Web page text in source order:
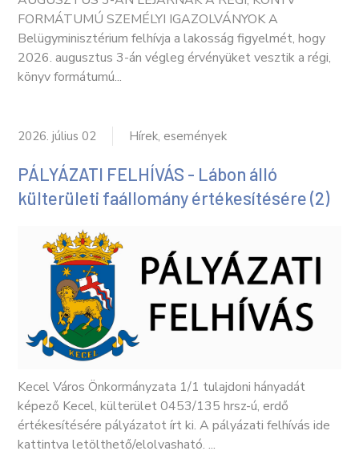
FORMÁTUMÚ SZEMÉLYI IGAZOLVÁNYOK A
Belügyminisztérium felhívja a lakosság figyelmét, hogy
2026. augusztus 3-án végleg érvényüket vesztik a régi,
könyv formátumú...
2026. július 02 Hírek, események
PÁLYÁZATI FELHÍVÁS - Lábon álló
külterületi faállomány értékesítésére (2)
Kecel Város Önkormányzata 1/1 tulajdoni hányadát
képező Kecel, külterület 0453/135 hrsz-ú, erdő
értékesítésére pályázatot írt ki. A pályázati felhívás ide
kattintva letölthető/elolvasható. ...